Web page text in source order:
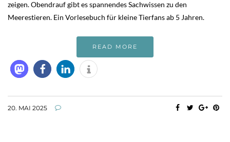
zeigen. Obendrauf gibt es spannendes Sachwissen zu den
Meerestieren. Ein Vorlesebuch für kleine Tierfans ab 5 Jahren.
READ MORE
20. MAI 2025